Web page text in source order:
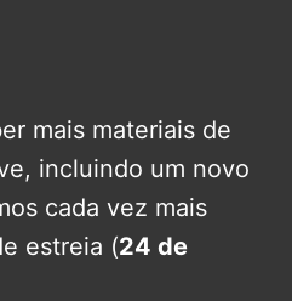
mais materiais de
incluindo um novo
cada vez mais
estreia (24 de